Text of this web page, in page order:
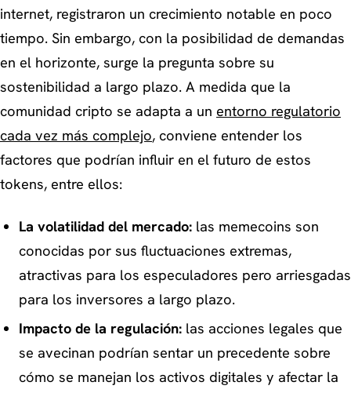
internet, registraron un crecimiento notable en poco
tiempo. Sin embargo, con la posibilidad de demandas
en el horizonte, surge la pregunta sobre su
sostenibilidad a largo plazo. A medida que la
comunidad cripto se adapta a un entorno regulatorio
cada vez más complejo, conviene entender los
factores que podrían influir en el futuro de estos
tokens, entre ellos:
La volatilidad del mercado:las memecoins son
conocidas por sus fluctuaciones extremas,
atractivas para los especuladores pero arriesgadas
para los inversores a largo plazo.
Impacto de la regulación:las acciones legales que
se avecinan podrían sentar un precedente sobre
cómo se manejan los activos digitales y afectar la